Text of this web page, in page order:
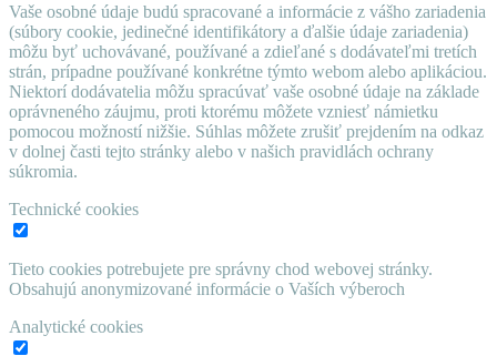
Vaše osobné údaje budú spracované a informácie z vášho zariadenia
(súbory cookie, jedinečné identifikátory a ďalšie údaje zariadenia)
môžu byť uchovávané, používané a zdieľané s dodávateľmi tretích
strán, prípadne používané konkrétne týmto webom alebo aplikáciou.
Niektorí dodávatelia môžu spracúvať vaše osobné údaje na základe
oprávneného záujmu, proti ktorému môžete vzniesť námietku
pomocou možností nižšie. Súhlas môžete zrušiť prejdením na odkaz
v dolnej časti tejto stránky alebo v našich pravidlách ochrany
súkromia.
Technické cookies
Tieto cookies potrebujete pre správny chod webovej stránky.
Obsahujú anonymizované informácie o Vaších výberoch
Analytické cookies